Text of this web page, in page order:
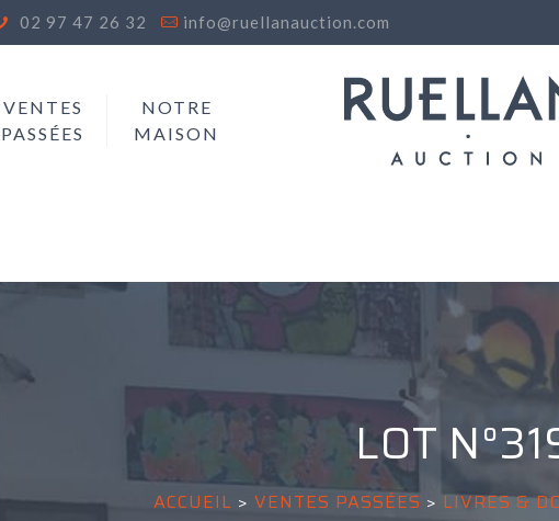
02 97 47 26 32 info@ruellanauction.com
VENTES
PASSÉES
NOTRE
MAISON
LOT
ACCUEIL > VENTES PASSÉES > LIVRES &